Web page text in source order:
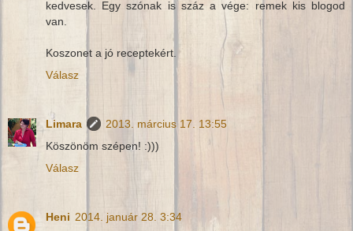
kedvesek. Egy szónak is száz a vége: remek kis blogod
van.
Koszonet a jó receptekért.
Válasz
Limara
2013. március 17. 13:55
Köszönöm szépen! :)))
Válasz
Heni 2014. január 28. 3:34